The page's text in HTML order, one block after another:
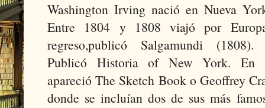
Washington Irving nació en Nueva
Entre 1804 y 1808 viajó por
regreso,publicó Salgamundi
Publicó Historia of New York. En
apareció The Sketch Book o Geoffrey
donde se incluían dos de sus más